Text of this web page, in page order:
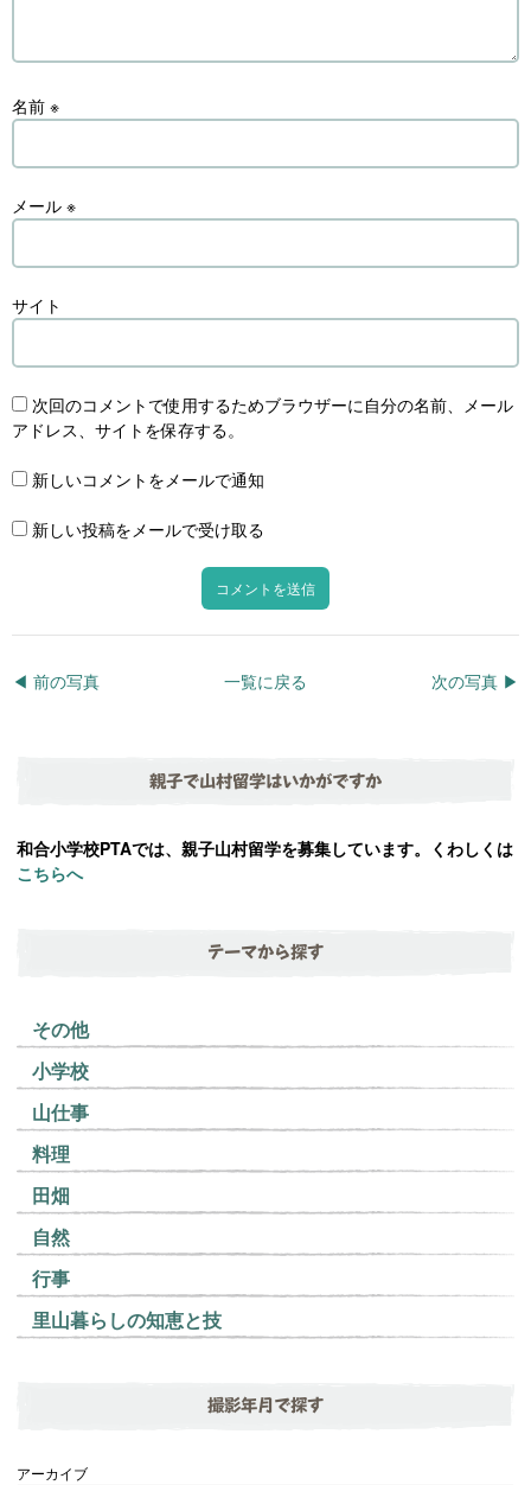
名前 ※
メール ※
サイト
次回のコメントで使用するためブラウザーに自分の名前、メール
アドレス、サイトを保存する。
新しいコメントをメールで通知
新しい投稿をメールで受け取る
◀︎ 前の写真 次の写真 ▶︎
一覧に戻る
親子で山村留学はいかがですか
和合小学校PTAでは、親子山村留学を募集しています。くわしくは
こちらへ
テーマから探す
その他
小学校
山仕事
料理
田畑
自然
行事
里山暮らしの知恵と技
撮影年月で探す
アーカイブ